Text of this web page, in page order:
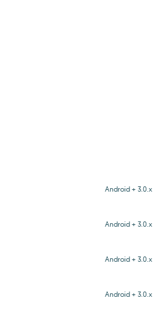
Android + 3.0.x
Android + 3.0.x
Android + 3.0.x
Android + 3.0.x